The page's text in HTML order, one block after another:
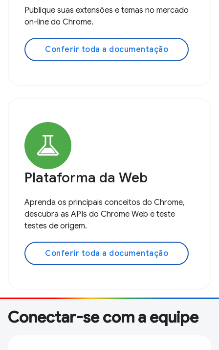
Publique suas extensões e temas no mercado
on-line do Chrome.
Conferir toda a documentação
Plataforma da Web
Aprenda os principais conceitos do Chrome,
descubra as APIs do Chrome Web e teste
testes de origem.
Conferir toda a documentação
Conectar-se com a equipe